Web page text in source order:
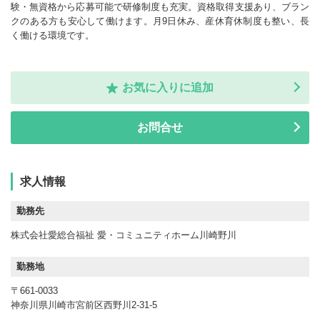
験・無資格から応募可能で研修制度も充実。資格取得支援あり、ブラン
クのある方も安心して働けます。月9日休み、産休育休制度も整い、長
く働ける環境です。
お気に入りに追加
お問合せ
求人情報
勤務先
株式会社愛総合福祉 愛・コミュニティホーム川崎野川
勤務地
〒661-0033
神奈川県川崎市宮前区西野川2-31-5